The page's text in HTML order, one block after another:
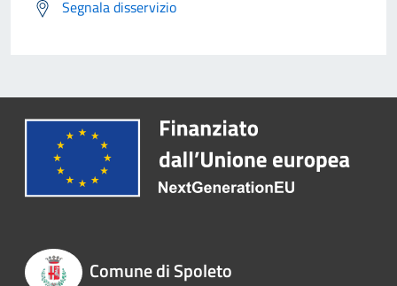
Segnala disservizio
Comune di Spoleto